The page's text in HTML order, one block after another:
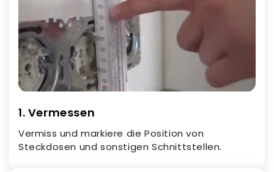
1. Vermessen
Vermiss und markiere die Position von
Steckdosen und sonstigen Schnittstellen.